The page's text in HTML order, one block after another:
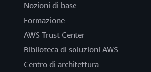
Nozioni di base
Formazione
AWS Trust Center
Biblioteca di soluzioni AWS
Centro di architettura